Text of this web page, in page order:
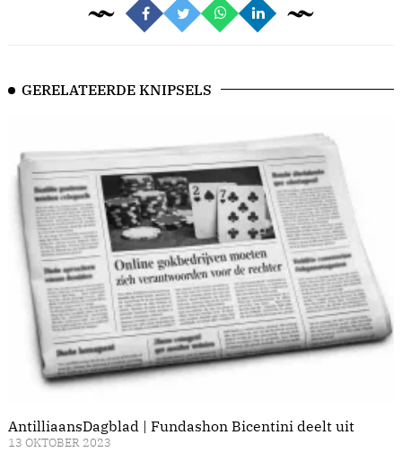
GERELATEERDE KNIPSELS
AntilliaansDagblad | Fundashon Bicentini deelt uit
13 OKTOBER 2023